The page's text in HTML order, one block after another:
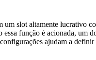
slot altamente lucrativo
função é acionada,
ajudam a